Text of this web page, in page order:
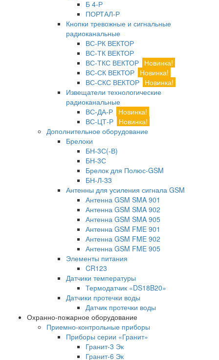
Б 4-Р
ПОРТАЛ-Р
Кнопки тревожные и сигнальные
радиоканальные
ВС-РК ВЕКТОР
ВС-ТК ВЕКТОР
ВС-ТКС ВЕКТОР Новинка!
ВС-СК ВЕКТОР Новинка!
ВС-СКС ВЕКТОР Новинка!
Извещатели технологические
радиоканальные
ВС-ДА-Р Новинка!
ВС-ЦТ-Р Новинка!
Дополнительное оборудование
Брелоки
БН-3С(-В)
БН-3С
Брелок для Полюс-GSM
БН-Л-33
Антенны для усиления сигнала GSM
Антенна GSM SMA 901
Антенна GSM SMA 902
Антенна GSM SMA 905
Антенна GSM FME 901
Антенна GSM FME 902
Антенна GSM FME 905
Элементы питания
CR123
Датчики температуры
Термодатчик «DS18B20»
Датчики протечки воды
Датчик протечки воды
Охранно-пожарное оборудование
Приемно-контрольные приборы
Приборы серии «Гранит»
Гранит-3 Эк
Гранит-6 Эк